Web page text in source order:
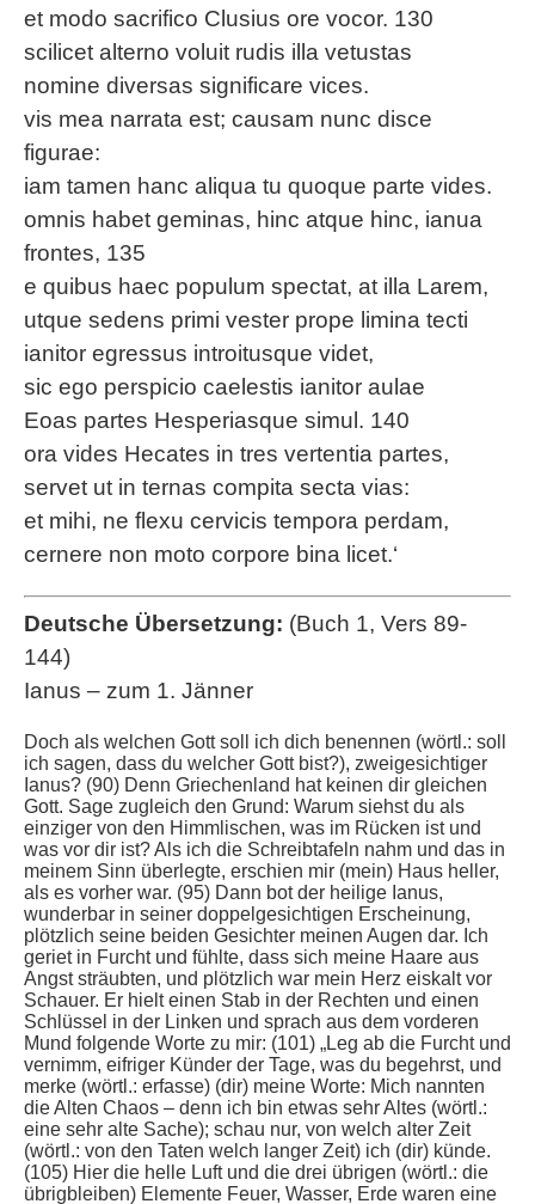
et modo sacrifico Clusius ore vocor. 130
scilicet alterno voluit rudis illa vetustas
nomine diversas significare vices.
vis mea narrata est; causam nunc disce
figurae:
iam tamen hanc aliqua tu quoque parte vides.
omnis habet geminas, hinc atque hinc, ianua
frontes, 135
e quibus haec populum spectat, at illa Larem,
utque sedens primi vester prope limina tecti
ianitor egressus introitusque videt,
sic ego perspicio caelestis ianitor aulae
Eoas partes Hesperiasque simul. 140
ora vides Hecates in tres vertentia partes,
servet ut in ternas compita secta vias:
et mihi, ne flexu cervicis tempora perdam,
cernere non moto corpore bina licet.‘
Deutsche Übersetzung: (Buch 1, Vers 89-
144)
Ianus – zum 1. Jänner
Doch als welchen Gott soll ich dich benennen (wörtl.: soll
ich sagen, dass du welcher Gott bist?), zweigesichtiger
Ianus? (90) Denn Griechenland hat keinen dir gleichen
Gott. Sage zugleich den Grund: Warum siehst du als
einziger von den Himmlischen, was im Rücken ist und
was vor dir ist? Als ich die Schreibtafeln nahm und das in
meinem Sinn überlegte, erschien mir (mein) Haus heller,
als es vorher war. (95) Dann bot der heilige Ianus,
wunderbar in seiner doppelgesichtigen Erscheinung,
plötzlich seine beiden Gesichter meinen Augen dar. Ich
geriet in Furcht und fühlte, dass sich meine Haare aus
Angst sträubten, und plötzlich war mein Herz eiskalt vor
Schauer. Er hielt einen Stab in der Rechten und einen
Schlüssel in der Linken und sprach aus dem vorderen
Mund folgende Worte zu mir: (101) „Leg ab die Furcht und
vernimm, eifriger Künder der Tage, was du begehrst, und
merke (wörtl.: erfasse) (dir) meine Worte: Mich nannten
die Alten Chaos – denn ich bin etwas sehr Altes (wörtl.:
eine sehr alte Sache); schau nur, von welch alter Zeit
(wörtl.: von den Taten welch langer Zeit) ich (dir) künde.
(105) Hier die helle Luft und die drei übrigen (wörtl.: die
übrigbleiben) Elemente Feuer, Wasser, Erde waren eine